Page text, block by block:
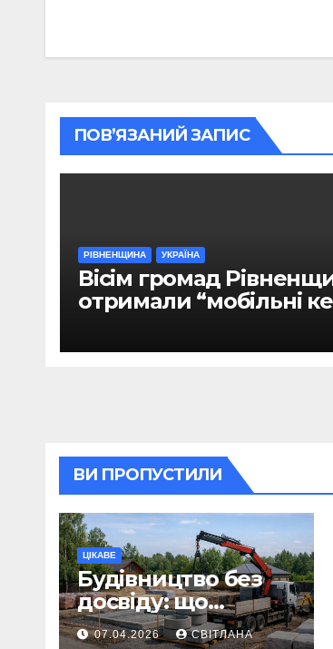
ПОВ’ЯЗАНИЙ ЗАПИС
РІВНЕНЩИНА УКРАЇНА
Вісім громад
отримали “мобільні
ВИ ПРОПУСТИЛИ
ЦІКАВЕ
Будівництво без
досвіду: що
потрібно
07.04.2026 СВІТЛАНА